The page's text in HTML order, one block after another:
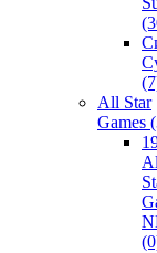
All Star
Games